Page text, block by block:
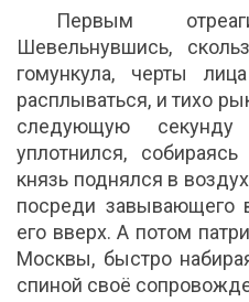
Первым
Шевельнувшись,
гомункула, черты
расплываться, и тихо
следующую
уплотнился,
князь поднялся в
посреди завывающего
его вверх. А потом
Москвы, быстро
спиной своё